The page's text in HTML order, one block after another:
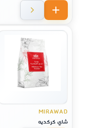
MIRAWAD
شاي كركديه